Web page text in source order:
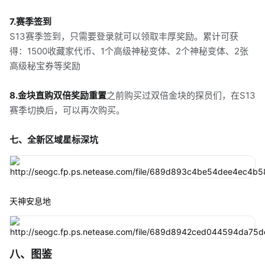
7.赛季签到
S13赛季签到，只需要登录就可以领取丰厚奖励。累计可获
得：1500收藏家代币、1个高级神秘变体、2个神秘变体、2张
高级秘宝券等奖励
8.金块直购双倍奖励重置之前购买过双倍金块的探员们，在S13
赛季切换后，可以再次购买。
七、全新区域星标深坑
天神安息地
八、图鉴